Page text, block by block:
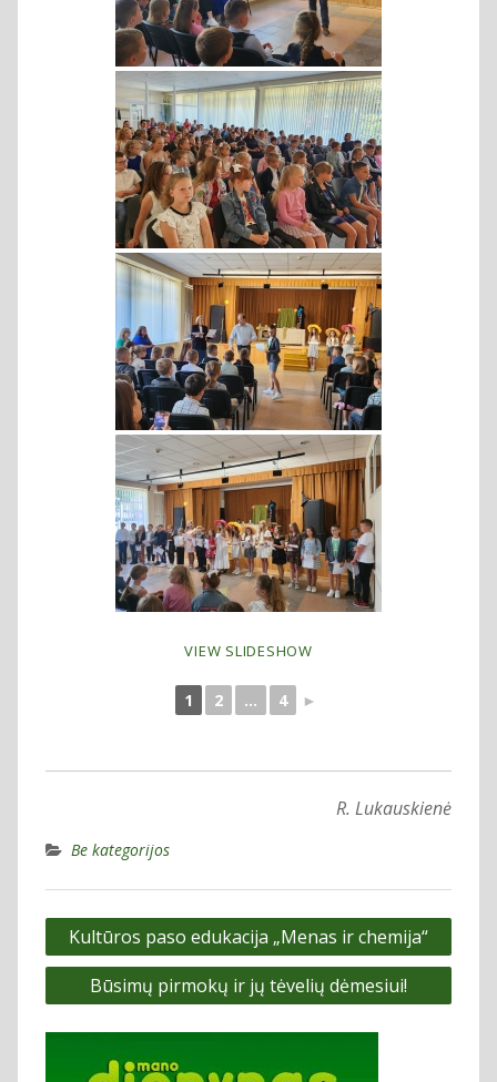
VIEW SLIDESHOW
1 2 ... 4 ►
R. Lukauskienė
Be kategorijos
Navigacija
tarp
įrašų
Kultūros paso edukacija „Menas ir chemija“
Būsimų pirmokų ir jų tėvelių dėmesiui!